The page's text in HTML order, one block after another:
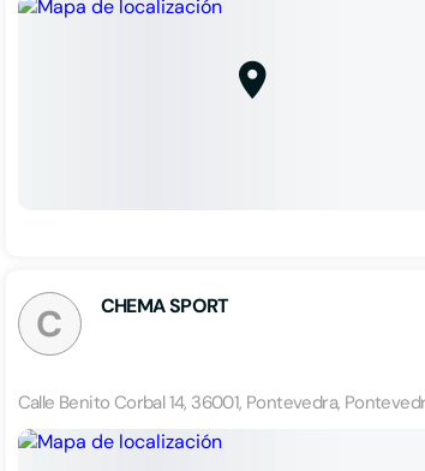
C CHEMA SPORT
Calle Benito Corbal 14, 36001, Pontevedra,